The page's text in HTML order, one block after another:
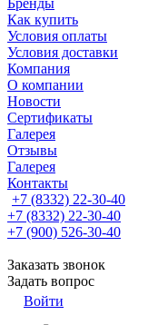
Бренды
Как купить
Условия оплаты
Условия доставки
Компания
О компании
Новости
Сертификаты
Галерея
Отзывы
Галерея
Контакты
+7 (8332) 22-30-40
+7 (8332) 22-30-40
+7 (900) 526-30-40
Заказать звонок
Задать вопрос
Войти